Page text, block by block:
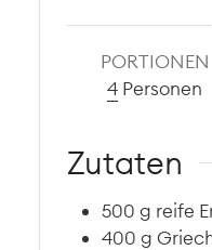
PORTIONEN
4 Personen
Zutaten
500 g reife
400 g